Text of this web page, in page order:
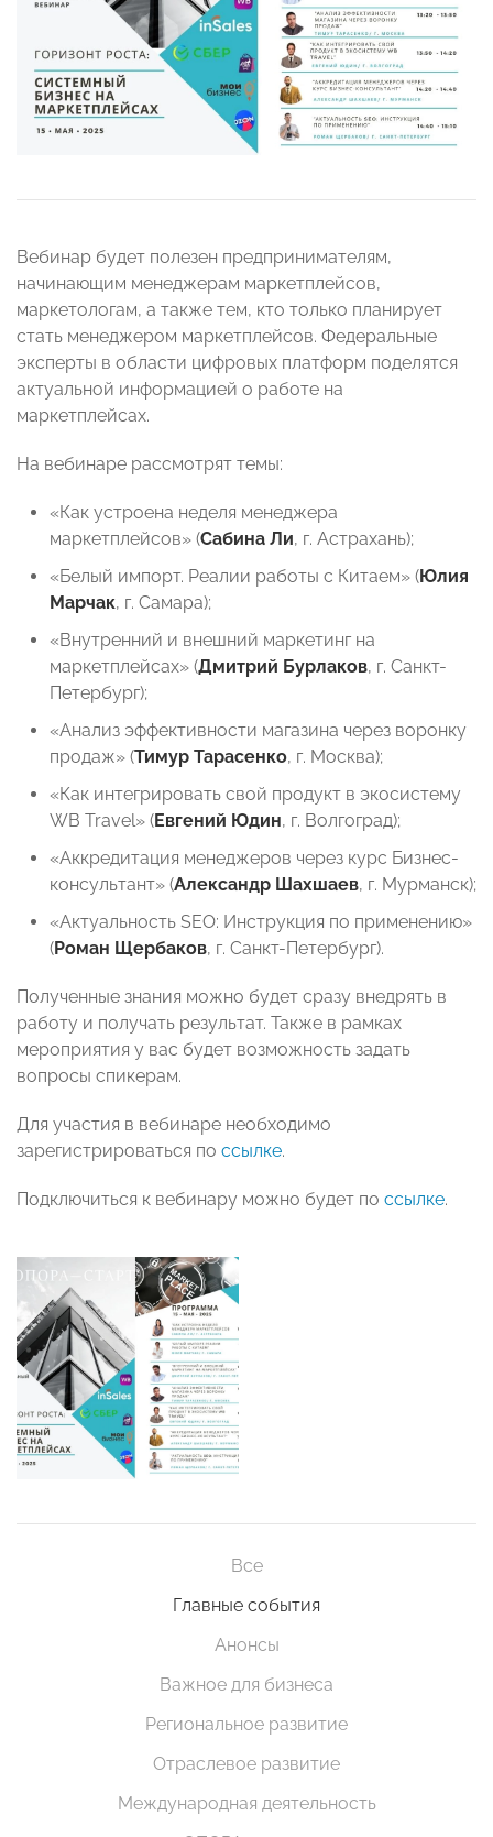
Вебинар будет полезен предпринимателям,
начинающим менеджерам маркетплейсов,
маркетологам, а также тем, кто только планирует
стать менеджером маркетплейсов. Федеральные
эксперты в области цифровых платформ поделятся
актуальной информацией о работе на
маркетплейсах.
На вебинаре рассмотрят темы:
«Как устроена неделя менеджера
маркетплейсов» (Сабина Ли, г. Астрахань);
«Белый импорт. Реалии работы с Китаем» (Юлия
Марчак, г. Самара);
«Внутренний и внешний маркетинг на
маркетплейсах» (Дмитрий Бурлаков, г. Санкт-
Петербург);
«Анализ эффективности магазина через воронку
продаж» (Тимур Тарасенко, г. Москва);
«Как интегрировать свой продукт в экосистему
WB Travel» (Евгений Юдин, г. Волгоград);
«Аккредитация менеджеров через курс Бизнес-
консультант» (Александр Шахшаев, г. Мурманск);
«Актуальность SEO: Инструкция по применению»
(Роман Щербаков, г. Санкт-Петербург).
Полученные знания можно будет сразу внедрять в
работу и получать результат. Также в рамках
мероприятия у вас будет возможность задать
вопросы спикерам.
Для участия в вебинаре необходимо
зарегистрироваться по ссылке.
Подключиться к вебинару можно будет по ссылке.
Все
Главные события
Анонсы
Важное для бизнеса
Региональное развитие
Отраслевое развитие
Международная деятельность